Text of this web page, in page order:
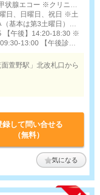
は全職種統一で時給
状腺エコー ※クリニッ
査を担当いただく可能性
日、日曜日、祝日 ※土
基本は第3土曜日）
定通り） 長期休暇あり
【午後】14:20-18:30 ※
13:00 【午後診】
を追加する可能性ありま
萱野駅」北改札口から
録して問い合せる
（無料）
気になる